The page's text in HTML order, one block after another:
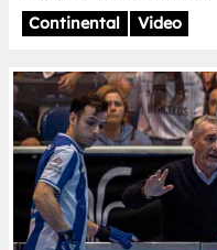
Continental
Video